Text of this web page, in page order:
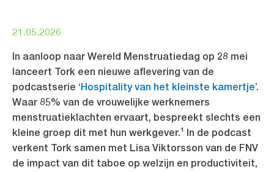
21.05.2026
In aanloop naar Wereld Menstruatiedag op 28 mei
lanceert Tork een nieuwe aflevering van de
podcastserie ‘Hospitality van het kleinste kamertje’.
Waar 85% van de vrouwelijke werknemers
menstruatieklachten ervaart, bespreekt slechts een
kleine groep dit met hun werkgever.¹ In de podcast
verkent Tork samen met Lisa Viktorsson van de FNV
de impact van dit taboe op welzijn en productiviteit,